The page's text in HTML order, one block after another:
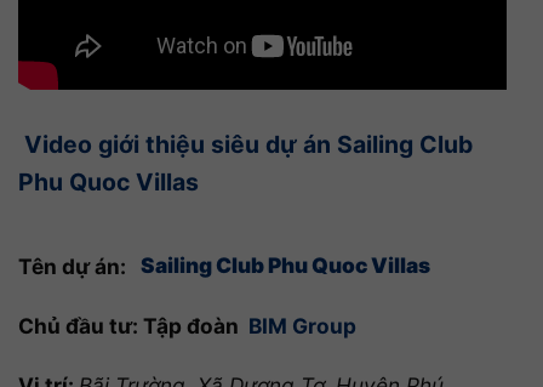
Video giới thiệu siêu dự án Sailing Club
Phu Quoc Villas
Tên dự án: Sailing Club Phu Quoc Villas
Chủ đầu tư: Tập đoàn BIM Group